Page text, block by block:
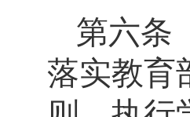
第六条
落实教育